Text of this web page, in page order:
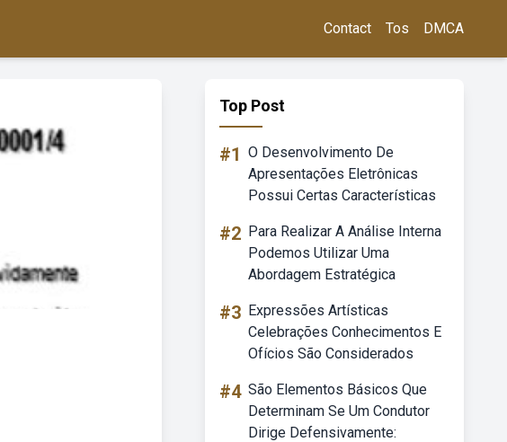
Contact Tos DMCA
Top Post
#1 O Desenvolvimento De
Apresentações Eletrônicas
Possui Certas Características
#2 Para Realizar A Análise Interna
Podemos Utilizar Uma
Abordagem Estratégica
#3 Expressões Artísticas
Celebrações Conhecimentos E
Ofícios São Considerados
#4 São Elementos Básicos Que
Determinam Se Um Condutor
Dirige Defensivamente: